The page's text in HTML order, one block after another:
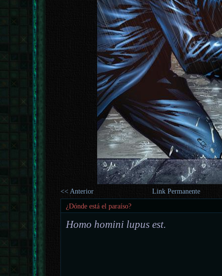
<< Anterior
Link Permanente
¿Dónde está el paraíso?
Homo homini lupus est.